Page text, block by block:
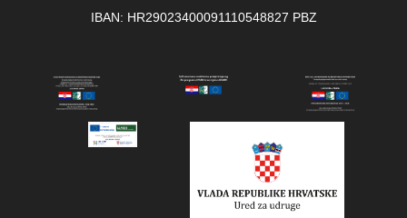
IBAN: HR29023400091110548827 PBZ